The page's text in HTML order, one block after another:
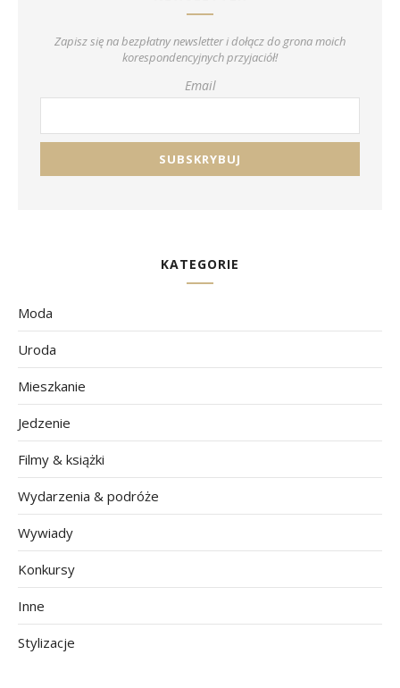
Zapisz się na bezpłatny newsletter i dołącz do grona moich
korespondencyjnych przyjaciół!
Email
KATEGORIE
Moda
Uroda
Mieszkanie
Jedzenie
Filmy & książki
Wydarzenia & podróże
Wywiady
Konkursy
Inne
Stylizacje